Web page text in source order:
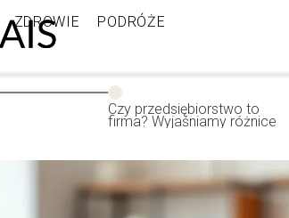
ZDROWIE PODRÓŻE
Czy przedsiębiorstwo to
firma? Wyjaśniamy różnice